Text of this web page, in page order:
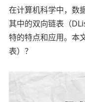
在计算机科学中，数
其中的双向链表（
特的特点和应用。本
表）？